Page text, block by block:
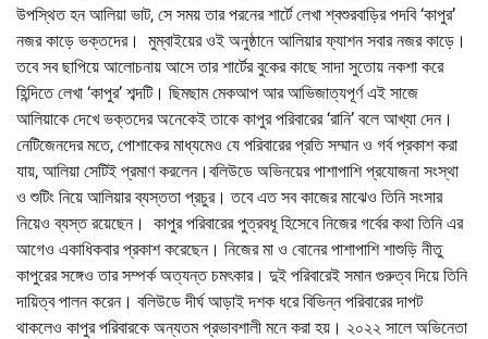
উপস্থিত হন আলিয়া ভাট, সে সময় তার পরনের শার্টে লেখা শ্বশুরবাড়ির পদবি ‘কাপুর’
নজর কাড়ে ভক্তদের। মুম্বাইয়ের ওই অনুষ্ঠানে আলিয়ার ফ্যাশন সবার নজর কাড়ে।
তবে সব ছাপিয়ে আলোচনায় আসে তার শার্টের বুকের কাছে সাদা সুতোয় নকশা করে
হিন্দিতে লেখা ‘কাপুর’ শব্দটি। ছিমছাম মেকআপ আর আভিজাত্যপূর্ণ এই সাজে
আলিয়াকে দেখে ভক্তদের অনেকেই তাকে কাপুর পরিবারের ‘রানি’ বলে আখ্যা দেন।
নেটিজেনদের মতে, পোশাকের মাধ্যমেও যে পরিবারের প্রতি সম্মান ও গর্ব প্রকাশ করা
যায়, আলিয়া সেটিই প্রমাণ করলেন।বলিউডে অভিনয়ের পাশাপাশি প্রযোজনা সংস্থা
ও শুটিং নিয়ে আলিয়ার ব্যস্ততা প্রচুর। তবে এত সব কাজের মাঝেও তিনি সংসার
নিয়েও ব্যস্ত রয়েছেন। কাপুর পরিবারের পুত্রবধূ হিসেবে নিজের গর্বের কথা তিনি এর
আগেও একাধিকবার প্রকাশ করেছেন। নিজের মা ও বোনের পাশাপাশি শাশুড়ি নীতু
কাপুরের সঙ্গেও তার সম্পর্ক অত্যন্ত চমৎকার। দুই পরিবারেই সমান গুরুত্ব দিয়ে তিনি
দায়িত্ব পালন করেন। বলিউডে দীর্ঘ আড়াই দশক ধরে বিভিন্ন পরিবারের দাপট
থাকলেও কাপুর পরিবারকে অন্যতম প্রভাবশালী মনে করা হয়। ২০২২ সালে অভিনেতা